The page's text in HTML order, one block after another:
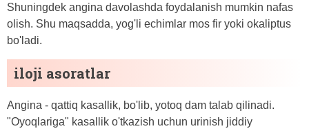
Shuningdek angina davolashda foydalanish mumkin nafas
olish. Shu maqsadda, yog'li echimlar mos fir yoki okaliptus
bo'ladi.
iloji asoratlar
Angina - qattiq kasallik, bo'lib, yotoq dam talab qilinadi.
"Oyoqlariga" kasallik o'tkazish uchun urinish jiddiy